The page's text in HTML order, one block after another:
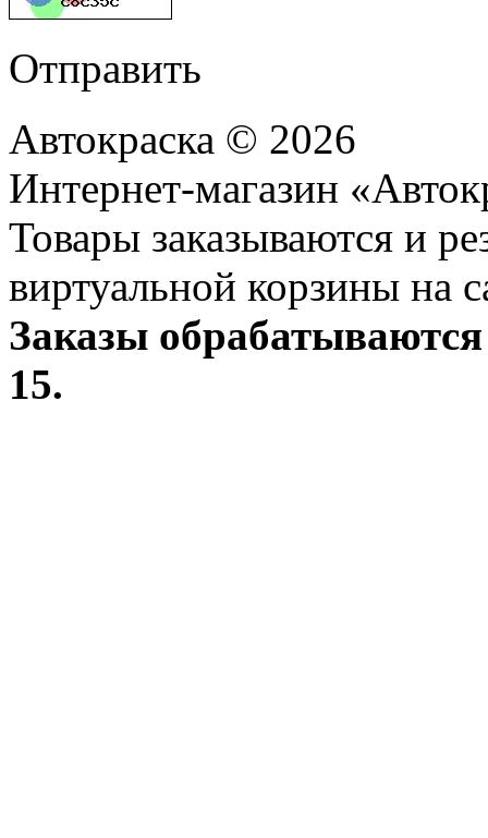
Отправить
Автокраска © 2026
Интернет-магазин
Товары заказываются и
виртуальной корзины на
Заказы
15.